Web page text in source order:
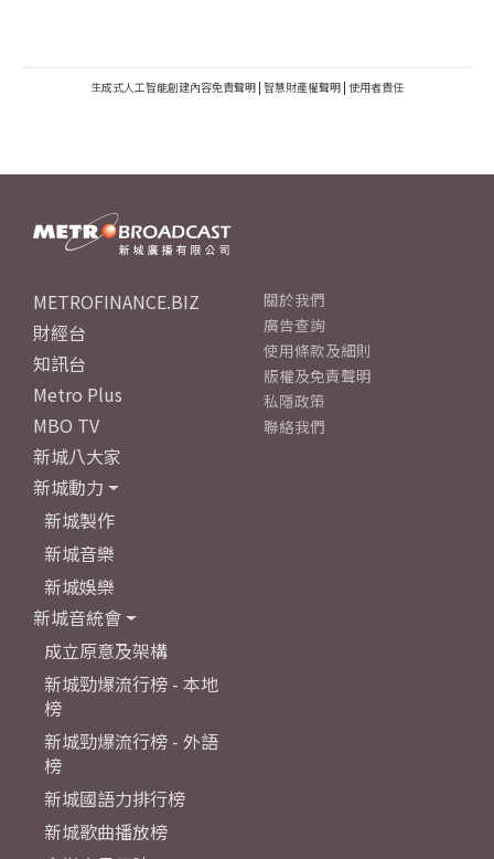
生成式人工智能創建內容免責聲明 | 智慧財產權聲明 | 使用者責任
METROFINANCE.BIZ
財經台
知訊台
Metro Plus
MBO TV
新城八大家
新城動力
新城製作
新城音樂
新城娛樂
新城音統會
成立原意及架構
新城勁爆流行榜 - 本地
榜
新城勁爆流行榜 - 外語
榜
新城國語力排行榜
新城歌曲播放榜
關於我們
廣告查詢
使用條款及細則
版權及免責聲明
私隱政策
聯絡我們